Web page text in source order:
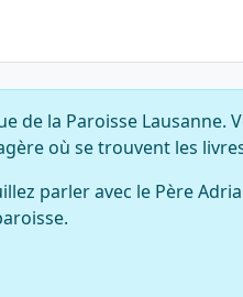
de la Paroisse
où se trouvent les
parler avec le Père